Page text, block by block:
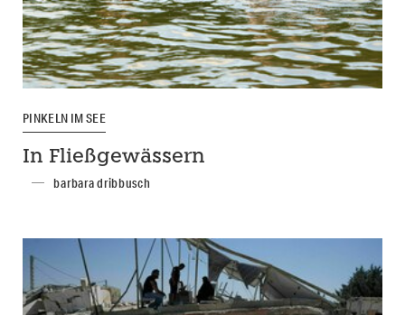
PINKELN IM SEE
In Fließgewässern
barbara dribbusch